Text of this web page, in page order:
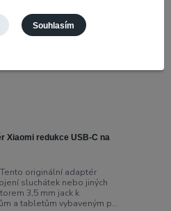
Xiaomi redukce USB-C na
Tento originální adaptér
sluchátek nebo jiných
3,5 mm jack k
a tabletům vybaveným p...
Souhlasím